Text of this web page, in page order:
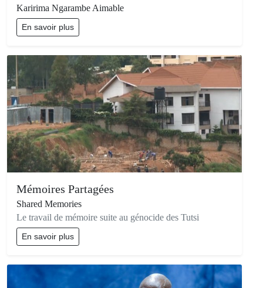
Karirima Ngarambe Aimable
En savoir plus
Mémoires Partagées
Shared Memories
Le travail de mémoire suite au génocide des Tutsi
En savoir plus